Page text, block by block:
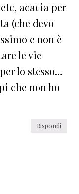
acacia per
(che devo
e non è
le vie
lo stesso…
che non ho
Rispondi